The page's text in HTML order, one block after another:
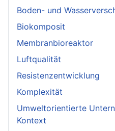
Boden- und
Biokomposit
Membranbioreaktor
Luftqualität
Resistenzentwicklung
Komplexität
Umweltorientierte
Kontext